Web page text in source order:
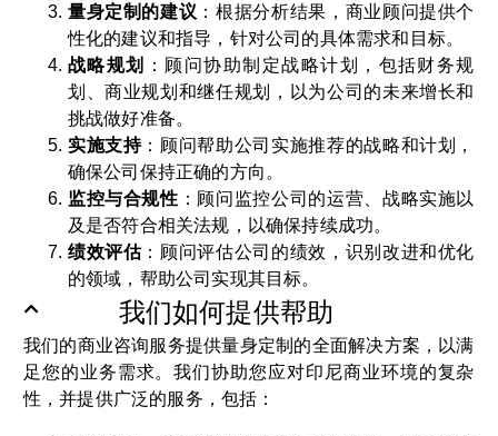
量身定制的建议 ：根据分析结果，商业顾问提供个
性化的建议和指导，针对公司的具体需求和目标。
战略规划
：顾问协助制定战略计划，包括财务规
划、商业规划和继任规划，以为公司的未来增长和
挑战做好准备。
实施支持：顾问帮助公司实施推荐的战略和计划，
确保公司保持正确的方向。
监控与合规性 ：顾问监控公司的运营、战略实施以
及是否符合相关法规，以确保持续成功。
绩效评估：顾问评估公司的绩效，识别改进和优化
的领域，帮助公司实现其目标。
我们如何提供帮助
我们的商业咨询服务提供量身定制的全面解决方案，以满
足您的业务需求。我们协助您应对印尼商业环境的复杂
性，并提供广泛的服务，包括：